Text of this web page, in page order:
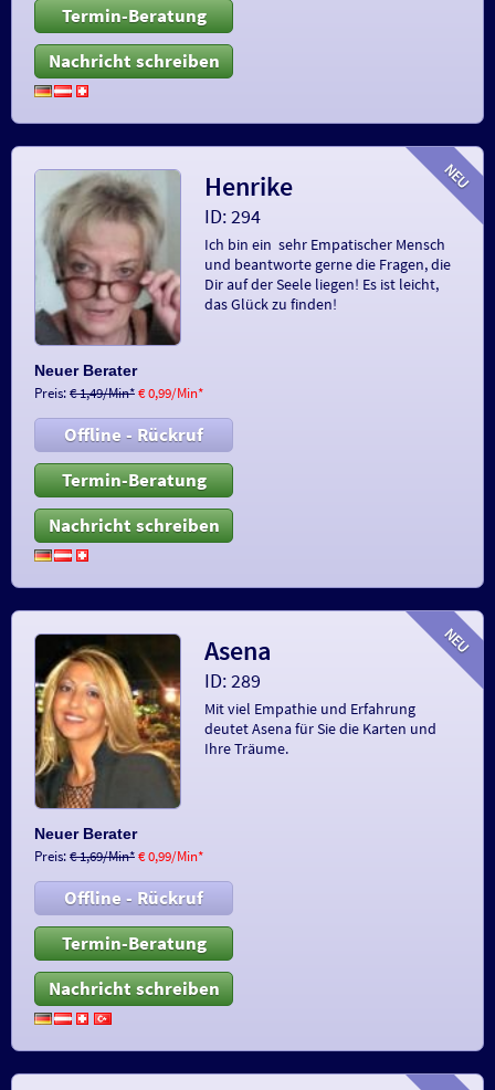
Termin-Beratung
Nachricht schreiben
Henrike
ID: 294
Ich bin ein sehr Empatischer Mensch
und beantworte gerne die Fragen, die
Dir auf der Seele liegen! Es ist leicht,
das Glück zu finden!
Neuer Berater
Preis:€ 1,49/Min*€ 0,99/Min*
Offline - Rückruf
Termin-Beratung
Nachricht schreiben
Asena
ID: 289
Mit viel Empathie und Erfahrung
deutet Asena für Sie die Karten und
Ihre Träume.
Neuer Berater
Preis:€ 1,69/Min*€ 0,99/Min*
Offline - Rückruf
Termin-Beratung
Nachricht schreiben